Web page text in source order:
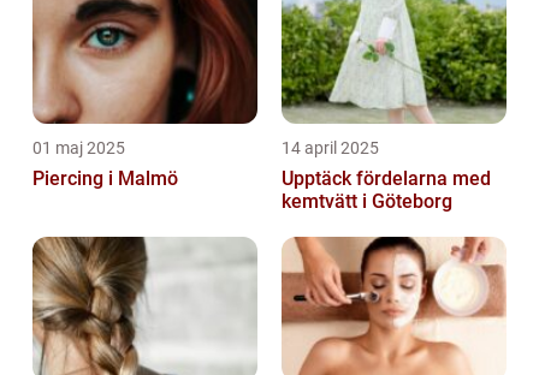
01 maj 2025
Piercing i Malmö
14 april 2025
Upptäck fördelarna med
kemtvätt i Göteborg